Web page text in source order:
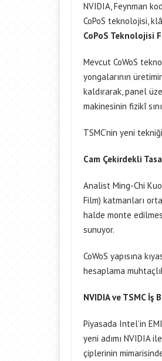
NVIDIA, Feynman
CoPoS teknolojisi,
CoPoS Teknolojisi
Mevcut CoWoS
yongalarının
kaldırarak, panel
makinesinin fizikî
TSMC’nin yeni
Cam Çekirdekli
Analist Ming-Chi
Film) katmanları
halde monte
sunuyor.
CoWoS yapısına
hesaplama
NVIDIA ve TSMC İş
Piyasada Intel’in
yeni adımı NVIDIA
çiplerinin